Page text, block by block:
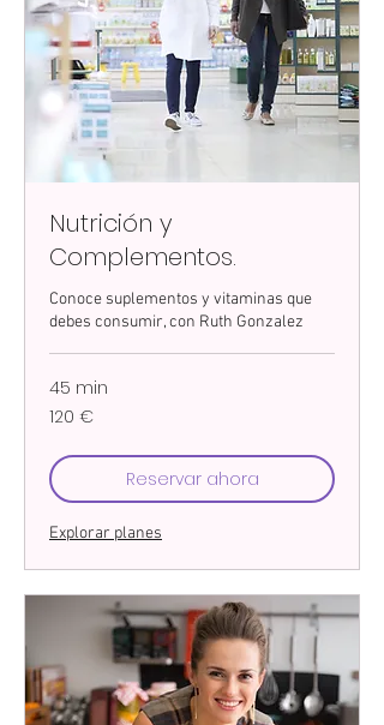
Nutrición y
Complementos.
Conoce suplementos y vitaminas que
debes consumir, con Ruth Gonzalez
45 min
120
euros
120 €
Reservar ahora
Explorar planes